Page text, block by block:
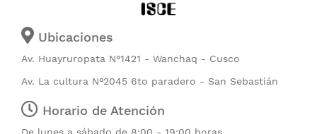
Ubicaciones
Av. Huayruropata N°1421 - Wanchaq - Cusco
Av. La cultura N°2045 6to paradero - San Sebastián
Horario de Atención